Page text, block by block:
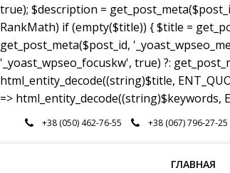
true); $description =
RankMath) if (empty($title)) { $title =
get_post_meta($post_id,
'_yoast_wpseo_focuskw', true) ?:
html_entity_decode((string)$title,
=> html_entity_decode((string)$keywords,
Перейти+38 (050) 462-76-55 +38 (067) 796-27-25
ГЛАВНАЯ